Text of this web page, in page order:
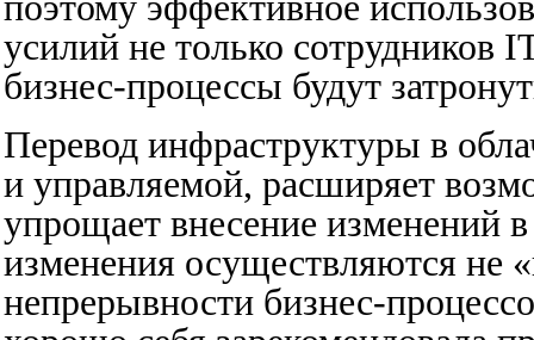
усилий не только сотрудников
бизнес-процессы будут
Перевод инфраструктуры в
и управляемой, расширяет
упрощает внесение изменений
изменения осуществляются не
непрерывности бизнес-